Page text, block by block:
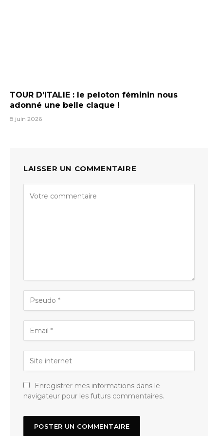
TOUR D’ITALIE : le peloton féminin nous
adonné une belle claque !
8 juin 2026
LAISSER UN COMMENTAIRE
Enregistrer mes informations dans le
navigateur pour les futurs commentaires.